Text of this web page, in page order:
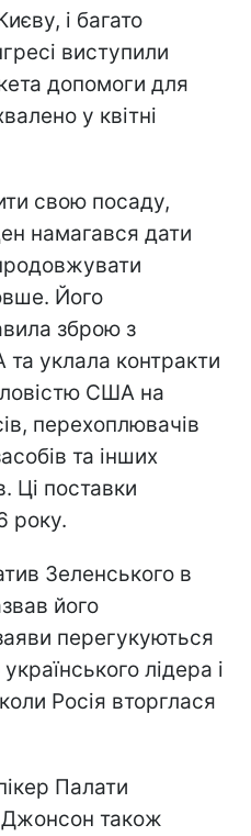
і багато
виступили
допомоги для
у квітні
свою посаду,
намагався дати
Його
зброю з
уклала контракти
США на
перехоплювачів
та інших
Ці поставки
року.
Зеленського в
його
перегукуються
лідера і
Росія вторглася
Палати
Джонсон також